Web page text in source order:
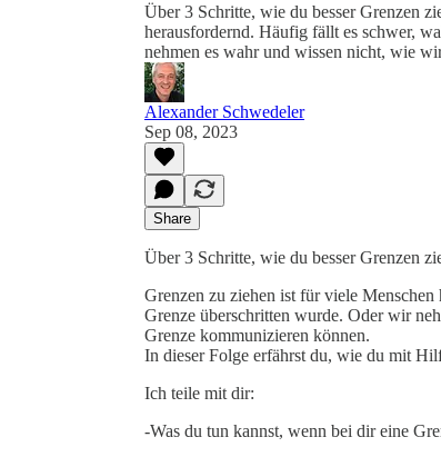
Über 3 Schritte, wie du besser Grenzen
herausfordernd. Häufig fällt es schwer,
nehmen es wahr und wissen nicht, wie
Alexander Schwedeler
Sep 08, 2023
Share
Über 3 Schritte, wie du besser Grenzen
Grenzen zu ziehen ist für viele
Grenze überschritten wurde. Oder wir
Grenze kommunizieren können.
In dieser Folge erfährst du, wie du mit
Ich teile mit dir:
-Was du tun kannst, wenn bei dir eine